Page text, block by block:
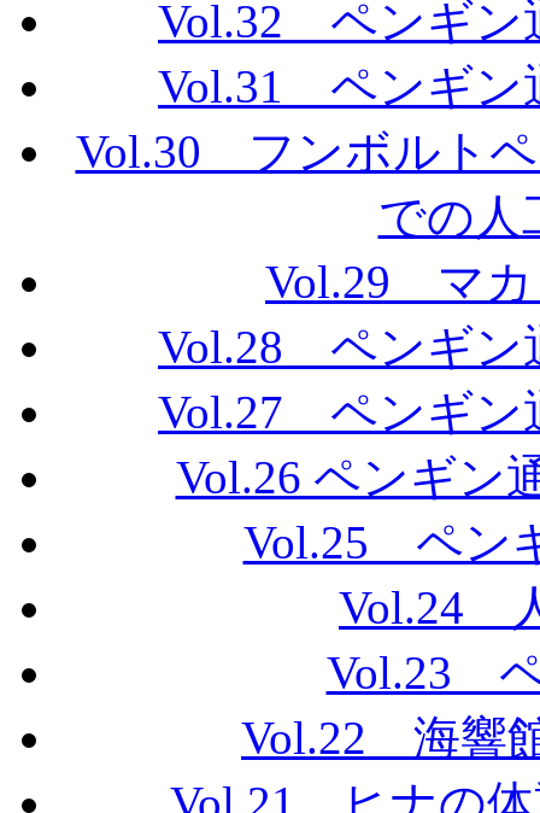
Vol.32 ペンギン
Vol.31 ペンギン
Vol.30 フンボルト
での人
Vol.29 マカ
Vol.28 ペンギン
Vol.27 ペンギン
Vol.26 ペンギ
Vol.25 ペン
Vol.24
Vol.23
Vol.22 海響
Vol.21 ヒナの体